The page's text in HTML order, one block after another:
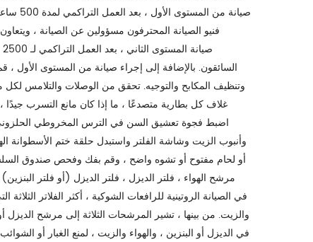
فنيو الصيانة المحترفون مسؤولين عن الصيانة ،
السائقون. بالإضافة إلى إجراء صيانة من المستوى
وتنظيف المكابح والتوجيه. تحقق من الوصلات والتلامس
غلاف كل بطارية متصدعًا ، ما إذا كان مانع التسرب جيدًا
اضبط فجوة تعشيق السن في الترس المخروطي
وأنبوب الزيت وشاشة الفلتر واستبدل حلقة ختم الأسطوانة
أو لحام مفتوح أو تشوه واضح ، وقم بفك وفحص صندوق
والزيت. من بينها ، تشير المرشحات الثلاثة إلى مرشح
في الديزل أو البنزين ، والهواء والزيت ، لمنع الغبار أو